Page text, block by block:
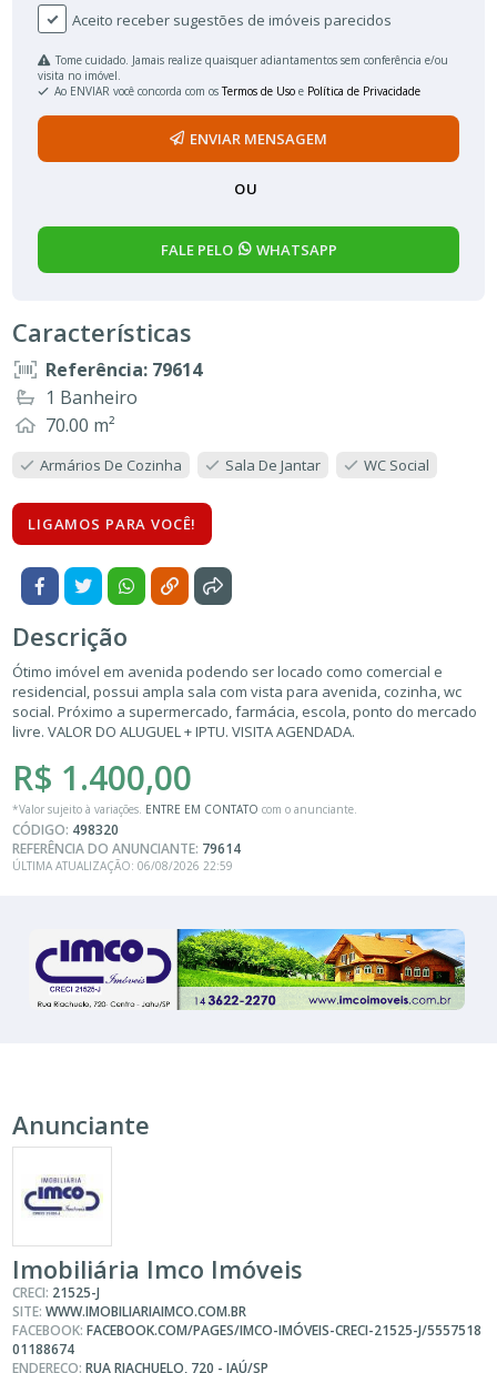
Aceito receber sugestões de imóveis parecidos
Tome cuidado. Jamais realize quaisquer adiantamentos sem conferência e/ou
visita no imóvel.
Ao ENVIAR você concorda com osTermos de Uso e Política de Privacidade
ENVIAR MENSAGEM
OU
FALE PELO WHATSAPP
Características
Referência: 79614
1 Banheiro
70.00 m²
Armários De Cozinha Sala De Jantar WC Social
LIGAMOS PARA VOCÊ!
Descrição
Ótimo imóvel em avenida podendo ser locado como comercial e
residencial, possui ampla sala com vista para avenida, cozinha, wc
social. Próximo a supermercado, farmácia, escola, ponto do mercado
livre. VALOR DO ALUGUEL + IPTU. VISITA AGENDADA.
R$ 1.400,00
*Valor sujeito à variações. ENTRE EM CONTATO com o anunciante.
CÓDIGO: 498320
REFERÊNCIA DO ANUNCIANTE: 79614
ÚLTIMA ATUALIZAÇÃO: 06/08/2026 22:59
Anunciante
Imobiliária Imco Imóveis
CRECI: 21525-J
SITE:WWW.IMOBILIARIAIMCO.COM.BR
FACEBOOK:FACEBOOK.COM/PAGES/IMCO-IMÓVEIS-CRECI-21525-J/5557518
01188674
ENDEREÇO:RUA RIACHUELO, 720 - JAÚ/SP